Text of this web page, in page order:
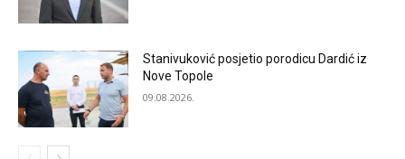
Stanivuković posjetio porodicu Dardić iz
Nove Topole
09.08.2026.